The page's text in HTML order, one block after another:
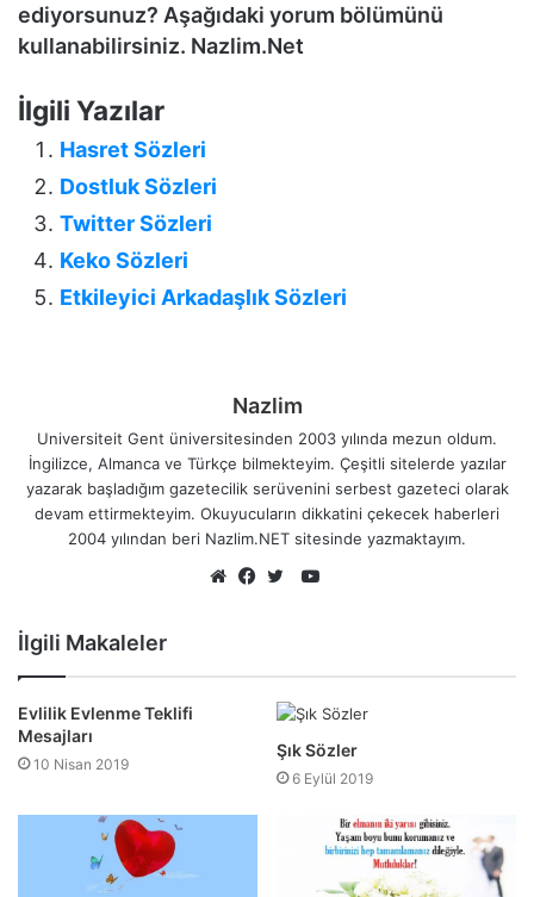
ediyorsunuz? Aşağıdaki yorum bölümünü
kullanabilirsiniz. Nazlim.Net
İlgili Yazılar
Hasret Sözleri
Dostluk Sözleri
Twitter Sözleri
Keko Sözleri
Etkileyici Arkadaşlık Sözleri
Nazlim
Universiteit Gent üniversitesinden 2003 yılında mezun oldum.
İngilizce, Almanca ve Türkçe bilmekteyim. Çeşitli sitelerde yazılar
yazarak başladığım gazetecilik serüvenini serbest gazeteci olarak
devam ettirmekteyim. Okuyucuların dikkatini çekecek haberleri
2004 yılından beri Nazlim.NET sitesinde yazmaktayım.
YouTube
İlgili Makaleler
Evlilik Evlenme Teklifi
Mesajları
10 Nisan 2019
Şık Sözler
6 Eylül 2019